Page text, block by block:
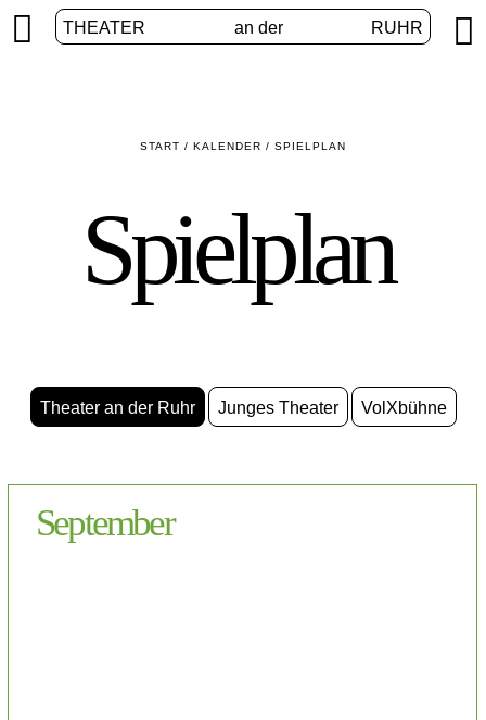
THEATER an der RUHR
 
START / KALENDER / SPIELPLAN
Spielplan
Theater an der Ruhr Junges Theater VolXbühne
September